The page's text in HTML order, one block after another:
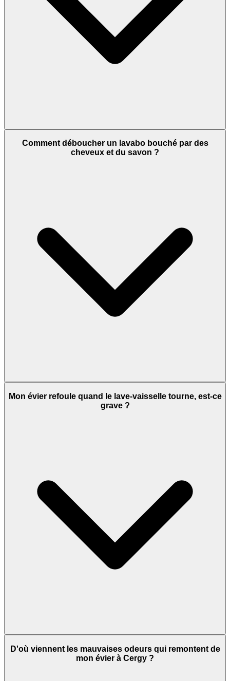
Comment déboucher un lavabo bouché par des
cheveux et du savon ?
Mon évier refoule quand le lave-vaisselle tourne, est-ce
grave ?
D'où viennent les mauvaises odeurs qui remontent de
mon évier à Cergy ?